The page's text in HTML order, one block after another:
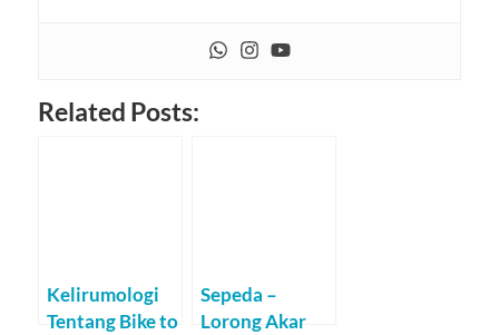
Related Posts:
Kelirumologi
Tentang Bike to
Sepeda –
Lorong Akar